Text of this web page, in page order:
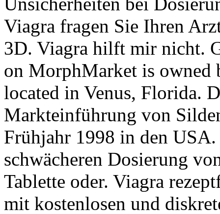
Viagra fragen Sie Ihren
3D. Viagra hilft mir nicht.
on MorphMarket is owned
located in Venus, Florida.
Markteinführung von
Frühjahr 1998 in den
schwächeren Dosierung
Tablette oder. Viagra
mit kostenlosen und